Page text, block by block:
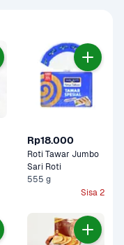
Rp18.000
Roti Tawar Jumbo
Sari Roti
555 g
Sisa 2